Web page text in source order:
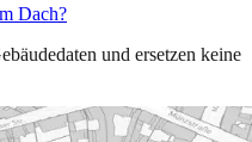
Dach?
und ersetzen keine